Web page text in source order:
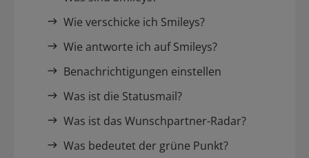
Wie verschicke ich Smileys?
Wie antworte ich auf Smileys?
Benachrichtigungen einstellen
Was ist die Statusmail?
Was ist das Wunschpartner-Radar?
Was bedeutet der grüne Punkt?